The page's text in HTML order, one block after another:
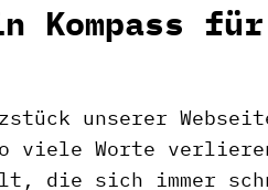
Kompass
unserer
viele Worte
die sich immer